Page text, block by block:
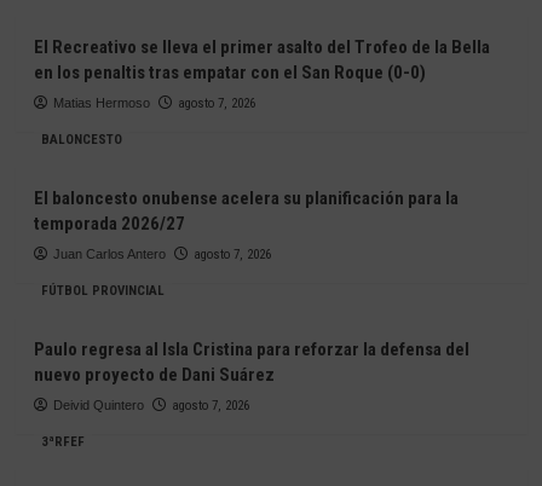
El Recreativo se lleva el primer asalto del Trofeo de la Bella
en los penaltis tras empatar con el San Roque (0-0)
Matias Hermoso agosto 7, 2026
BALONCESTO
El baloncesto onubense acelera su planificación para la
temporada 2026/27
Juan Carlos Antero agosto 7, 2026
FÚTBOL PROVINCIAL
Paulo regresa al Isla Cristina para reforzar la defensa del
nuevo proyecto de Dani Suárez
Deivid Quintero agosto 7, 2026
3ªRFEF